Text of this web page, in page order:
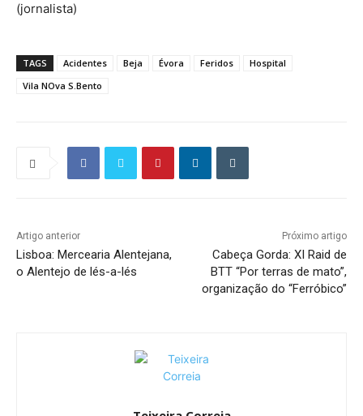
(jornalista)
TAGS Acidentes Beja Évora Feridos
Hospital
Vila NOva S.Bento
Artigo anterior
Lisboa: Mercearia Alentejana,
o Alentejo de lés-a-lés
Próximo artigo
Cabeça Gorda: XI Raid de
BTT “Por terras de mato”,
organização do “Ferróbico”